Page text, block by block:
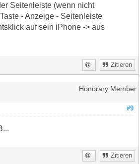
Seitenleiste (wenn nicht
- Anzeige - Seitenleiste
auf sein iPhone -> aus
Zitieren
Honorary Member
#9
Zitieren